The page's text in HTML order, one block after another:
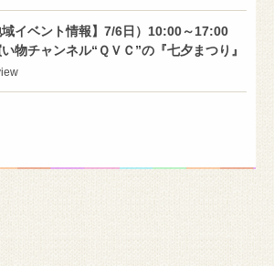
域イベント情報】7/6日）10:00～17:00
物チャンネル“ＱＶＣ”の『七夕まつり』